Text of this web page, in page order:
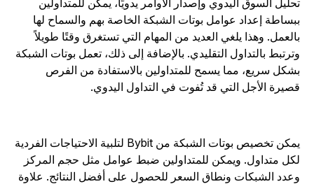
السوق اليدوي وإصدار الأوامر يدويًا، يمكن للمتداولين
إعداد عوامل بوتات الشبكة الخاصة بهم والسماح لها
وهذا يلغي العديد من المهام التي تستغرق وقتًا طويلاً
بالتداول التقليدي. بالإضافة إلى ذلك، تعمل بوتات الشبكة
سريع، مما يسمح للمتداولين بالاستفادة من الفرص
الأجل التي قد تُفوت في التداول اليدوي.
يمكن تخصيص بوتات الشبكة من Bybit لتلبية الاحتياجات الفردية
متداول. ويمكن للمتداولين ضبط عوامل مثل حجم المركز
الشبكات ونطاق السعر للحصول على أفضل النتائج. علاوة